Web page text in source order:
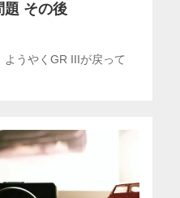
題 その後
ようやくGR IIIが戻って